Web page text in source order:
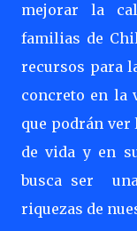
mejorar la
familias de
recursos para
concreto en la
que podrán ver
de vida y en
busca ser
riquezas de